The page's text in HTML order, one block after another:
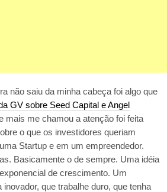
não saiu da minha cabeça foi algo que
GV sobre Seed Capital e Angel
mais me chamou a atenção foi feita
o que os investidores queriam
Startup e em um empreendedor.
Basicamente o de sempre. Uma idéia
de crescimento. Um
que trabalhe duro, que tenha